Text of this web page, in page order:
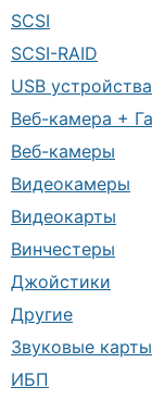
SCSI
SCSI-RAID
USB устройства
Веб-камера +
Веб-камеры
Видеокамеры
Видеокарты
Винчестеры
Джойстики
Другие
Звуковые карты
ИБП